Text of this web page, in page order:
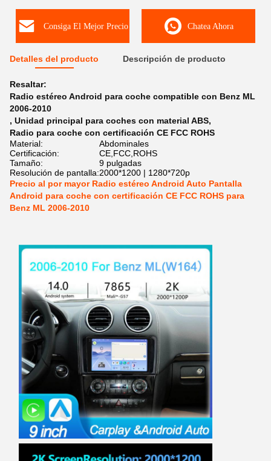
Consiga El Mejor Precio Chatea Ahora
Detalles del producto Descripción de producto
Resaltar:
Radio estéreo Android para coche compatible con Benz ML
2006-2010
, Unidad principal para coches con material ABS,
Radio para coche con certificación CE FCC ROHS
Material:
Abdominales
Certificación:
CE,FCC,ROHS
Tamaño:
9 pulgadas
Resolución de pantalla:2000*1200 | 1280*720p
Precio al por mayor Radio estéreo Android Auto Pantalla
Android para coche con certificación CE FCC ROHS para
Benz ML 2006-2010